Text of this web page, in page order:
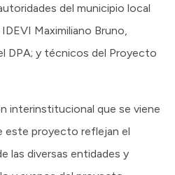
del municipio local
Maximiliano Bruno,
DPA; y técnicos del Proyecto
interinstitucional que se viene
este proyecto reflejan el
las diversas entidades y